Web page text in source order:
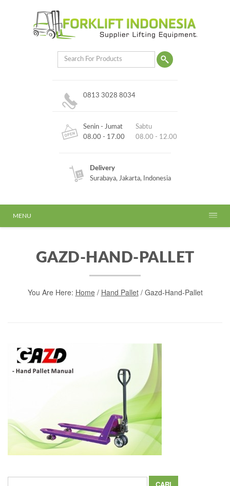
0813 3028 8034
Senin - Jumat
08.00 - 17.00
Sabtu
08.00 - 12.00
Delivery
Surabaya, Jakarta, Indonesia
MENU
GAZD-HAND-PALLET
You Are Here: Home/ Hand Pallet/ Gazd-Hand-Pallet